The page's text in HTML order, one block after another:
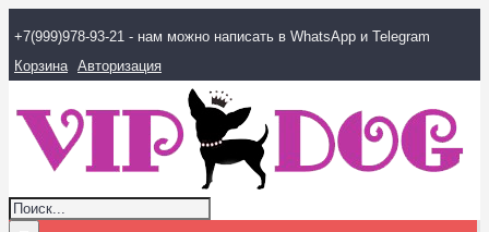
+7(999)978-93-21 - нам можно написать в WhatsApp и Telegram
Корзина Авторизация